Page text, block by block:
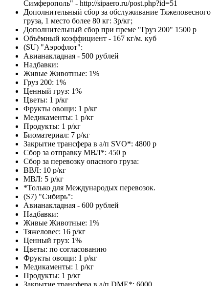
Симферополь" - http://sipaero.ru/post.php?id=51
Дополнительный сбор за обслуживание Тяжеловесного
груза, 1 место более 80 кг: 3р/кг;
Дополнительный сбор при преме "Груз 200" 1500 р
Объёмный коэффициент - 167 кг/м. куб
(SU) "Аэрофлот":
Авианакладная - 500 рублей
Надбавки:
Живые Животные: 1%
Груз 200: 1%
Ценный груз: 1%
Цветы: 1 р/кг
Фрукты овощи: 1 р/кг
Медикаменты: 1 р/кг
Продукты: 1 р/кг
Биоматериал: 7 р/кг
Закрытие трансфера в а/п SVO*: 4800 р
Сбор за отправку МВЛ*: 450 р
Сбор за перевозку опасного груза:
ВВЛ: 10 р/кг
МВЛ: 5 р/кг
*Только для Международых перевозок.
(S7) "Сибирь":
Авианакладная - 600 рублей
Надбавки:
Живые Животные: 1%
Тяжеловес: 16 р/кг
Ценный груз: 1%
Цветы: по согласованию
Фрукты овощи: 1 р/кг
Медикаменты: 1 р/кг
Продукты: 1 р/кг
Закрытие трансфера в а/п DME*: 6000